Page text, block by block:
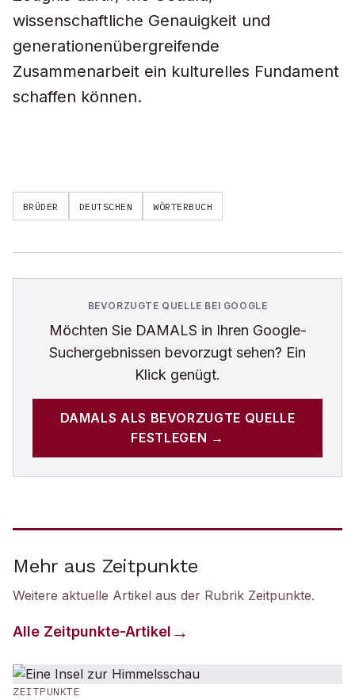
wissenschaftliche Genauigkeit und
generationenübergreifende
Zusammenarbeit ein kulturelles Fundament
schaffen können.
BRÜDER DEUTSCHEN WÖRTERBUCH
BEVORZUGTE QUELLE BEI GOOGLE
Möchten Sie DAMALS in Ihren Google-
Suchergebnissen bevorzugt sehen? Ein
Klick genügt.
DAMALS ALS BEVORZUGTE QUELLE
FESTLEGEN →
Mehr aus Zeitpunkte
Weitere aktuelle Artikel aus der Rubrik Zeitpunkte.
Alle Zeitpunkte-Artikel
ZEITPUNKTE